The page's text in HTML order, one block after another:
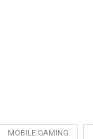
MOBILE GAMING